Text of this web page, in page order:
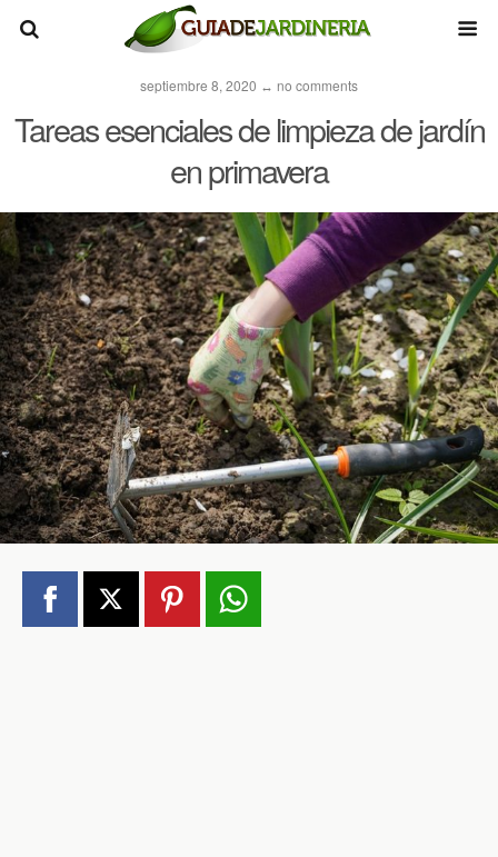
septiembre 8, 2020 ↔ no comments
Tareas esenciales de limpieza de jardín
en primavera